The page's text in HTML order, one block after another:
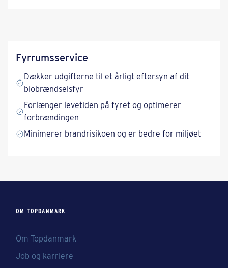
Fyrrumsservice
Dækker udgifterne til et årligt eftersyn af dit
biobrændselsfyr
Forlænger levetiden på fyret og optimerer
forbrændingen
Minimerer brandrisikoen og er bedre for miljøet
OM TOPDANMARK
Om Topdanmark
Job og karriere